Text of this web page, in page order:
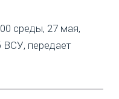
среды, 27 мая,
передает